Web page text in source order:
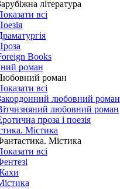
література
всі
Books
роман
роман
всі
любовний роман
любовний роман
проза і поезія
Містика
Містика
всі